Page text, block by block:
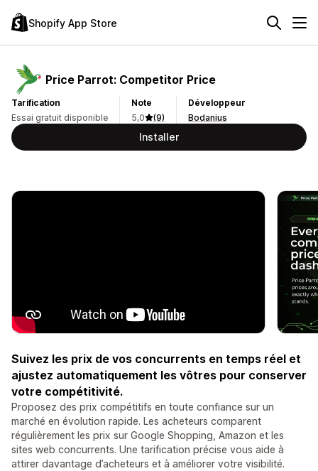
Shopify App Store
Price Parrot: Competitor Price
Tarification
Essai gratuit disponible
Note
5,0
(9)
Développeur
Bodanius
Installer
Suivez les prix de vos concurrents en temps réel et
ajustez automatiquement les vôtres pour conserver
votre compétitivité.
Proposez des prix compétitifs en toute confiance sur un
marché en évolution rapide. Les acheteurs comparent
régulièrement les prix sur Google Shopping, Amazon et les
sites web concurrents. Une tarification précise vous aide à
attirer davantage d’acheteurs et à améliorer votre visibilité.